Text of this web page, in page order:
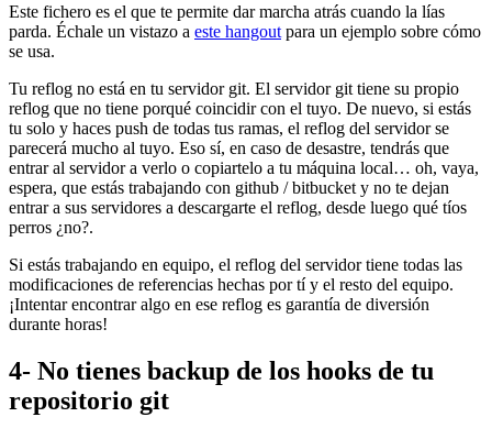
Este fichero es el que te permite dar marcha atrás cuando la lías
parda. Échale un vistazo a este hangout para un ejemplo sobre cómo
se usa.
Tu reflog no está en tu servidor git. El servidor git tiene su propio
reflog que no tiene porqué coincidir con el tuyo. De nuevo, si estás
tu solo y haces push de todas tus ramas, el reflog del servidor se
parecerá mucho al tuyo. Eso sí, en caso de desastre, tendrás que
entrar al servidor a verlo o copiartelo a tu máquina local… oh, vaya,
espera, que estás trabajando con github / bitbucket y no te dejan
entrar a sus servidores a descargarte el reflog, desde luego qué tíos
perros ¿no?.
Si estás trabajando en equipo, el reflog del servidor tiene todas las
modificaciones de referencias hechas por tí y el resto del equipo.
¡Intentar encontrar algo en ese reflog es garantía de diversión
durante horas!
4- No tienes backup de los hooks de tu
repositorio git